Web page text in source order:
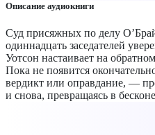
Описание аудиокниги
Суд присяжных по делу
одиннадцать заседателей
Уотсон настаивает на
Пока не появится
вердикт или оправдание, —
и снова, превращаясь в